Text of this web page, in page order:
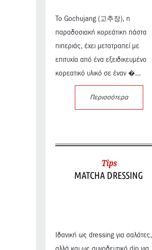
Το Gochujang (고추장), η
παραδοσιακή κορεάτικη πάστα
πιπεριάς, έχει μετατραπεί με
επιτυχία από ένα εξειδικευμένο
κορεατικό υλικό σε έναν �...
Περισσότερα
Tips
MATCHA DRESSING
Ιδανική ως dressing για σαλάτες,